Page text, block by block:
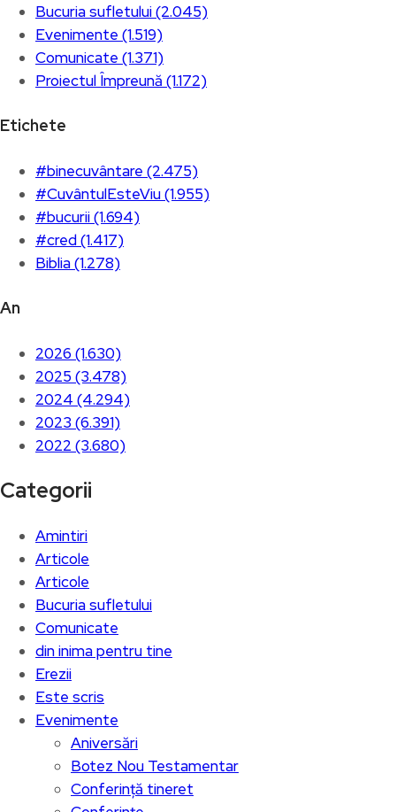
Bucuria sufletului (2.045)
Evenimente (1.519)
Comunicate (1.371)
Proiectul Împreună (1.172)
Etichete
#binecuvântare (2.475)
#CuvântulEsteViu (1.955)
#bucurii (1.694)
#cred (1.417)
Biblia (1.278)
An
2026 (1.630)
2025 (3.478)
2024 (4.294)
2023 (6.391)
2022 (3.680)
Categorii
Amintiri
Articole
Articole
Bucuria sufletului
Comunicate
din inima pentru tine
Erezii
Este scris
Evenimente
Aniversări
Botez Nou Testamentar
Conferință tineret